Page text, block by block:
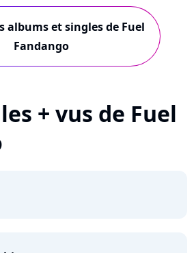
albums et singles de Fuel
Fandango
+ vus de Fuel